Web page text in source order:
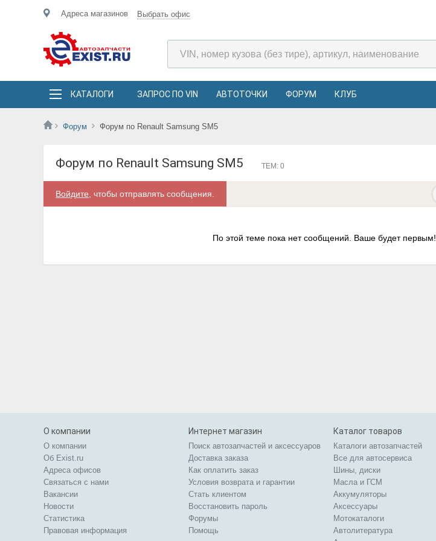
Адреса магазинов Выбрать офис
КАТАЛОГИ ЗАПРОС ПО VIN АВТОТОЧКИ ФОРУМ КЛУБ
Форум Форум по Renault Samsung SM5
Форум по Renault Samsung SM5 ТЕМ: 0
Войдите , чтобы отправлять сообщения.
По этой теме пока нет сообщений. Ваше будет первым!
О компании
О компании
Об Exist.ru
Адреса офисов
Связаться с нами
Вакансии
Новости
Статистика
Правовая информация
Интернет магазин
Поиск автозапчастей и аксессуаров
Доставка заказа
Как оплатить заказ
Условия возврата и гарантии
Стать клиентом
Восстановить пароль
Форумы
Помощь
Каталог товаров
Каталоги автозапчастей
Все для автосервиса
Шины, диски
Масла и ГСМ
Аккумуляторы
Аксессуары
Мотокаталоги
Автолитература